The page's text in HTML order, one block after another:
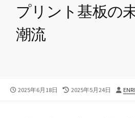
プリント基板の
潮流
公
2025年6月18日
最
2025年5月24日
投